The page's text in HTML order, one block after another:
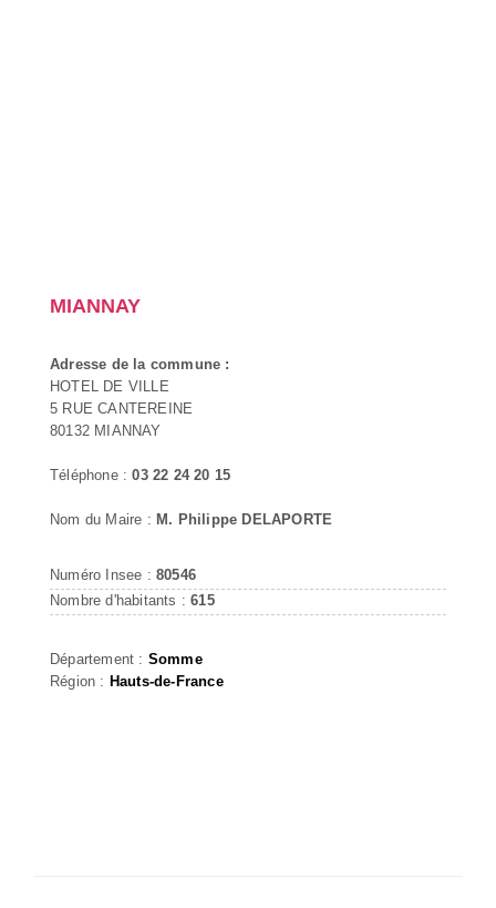
MIANNAY
Adresse de la commune :
HOTEL DE VILLE
5 RUE CANTEREINE
80132 MIANNAY
Téléphone :03 22 24 20 15
Nom du Maire : M. Philippe DELAPORTE
Numéro Insee : 80546
Nombre d'habitants :615
Département : Somme
Région : Hauts-de-France